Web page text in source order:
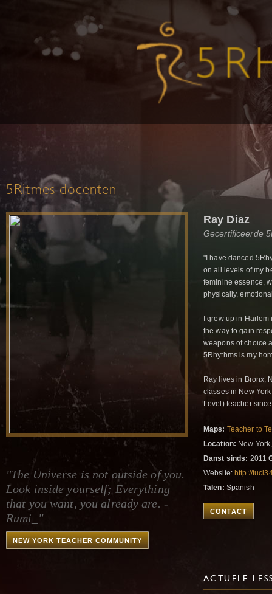
5Ritmes docenten
"The Universe is not outside of you.
Look inside yourself; Everything
that you want, you already are. -
Rumi_"
NEW YORK TEACHER COMMUNITY
Ray Diaz
Gecertificeerde
"I have danced
on all levels of my
feminine essence,
physically,
I grew up in
the way to gain
weapons of choice
5Rhythms is my
Ray lives in Bronx,
classes in New
Level) teacher
Maps: Teacher to
Location: New
Danst sinds: 2011
Website: http://
Talen: Spanish
CONTACT
ACTUELE